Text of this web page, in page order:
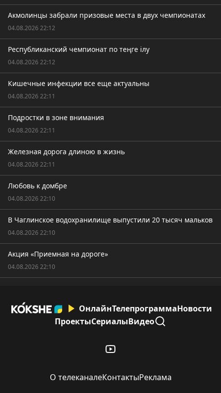
Акмолинцы забрали призовые места в двух чемпионатах
04.08.2026 22:12
Республиканский чемпионат по теңге ілу
04.08.2026 22:12
Кишечные инфекции все еще актуальны
04.08.2026 22:11
Подростки в зоне внимания
04.08.2026 22:11
Железная дорога длиною в жизнь
04.08.2026 22:11
Любовь к домбре
04.08.2026 22:10
В Чаглинское водохранилище выпустили 20 тысяч мальков
04.08.2026 22:10
Акция «Приемная на дороге»
04.08.2026 22:10
ОнлайнТелепрограммаНовости
ПроектыСериалыВидео
О телеканалеКонтактыРеклама